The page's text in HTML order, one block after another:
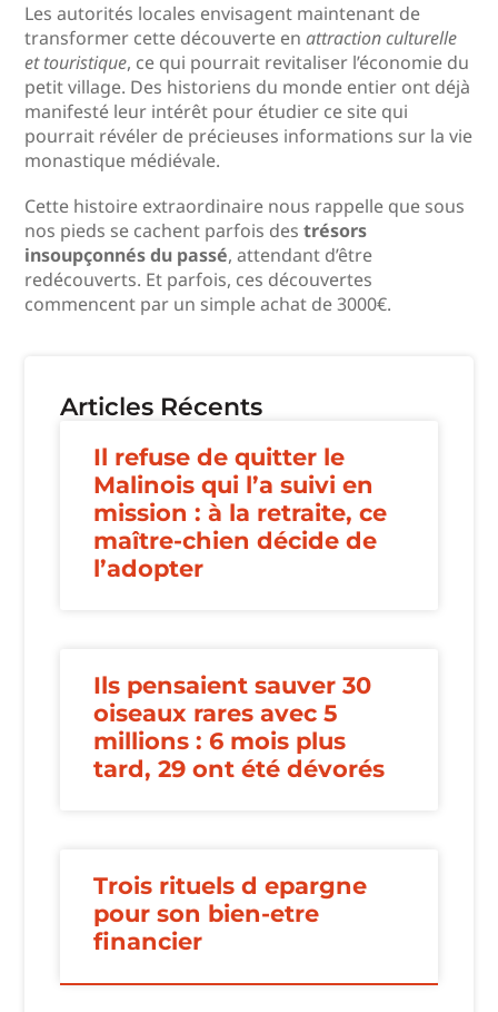
Les autorités locales envisagent maintenant de
transformer cette découverte enattraction culturelle
et touristique, ce qui pourrait revitaliser l’économie du
petit village. Des historiens du monde entier ont déjà
manifesté leur intérêt pour étudier ce site qui
pourrait révéler de précieuses informations sur la vie
monastique médiévale.
Cette histoire extraordinaire nous rappelle que sous
nos pieds se cachent parfois destrésors
insoupçonnés du passé, attendant d’être
redécouverts. Et parfois, ces découvertes
commencent par un simple achat de 3000€.
Articles Récents
Il refuse de quitter le
Malinois qui l’a suivi en
mission : à la retraite, ce
maître-chien décide de
l’adopter
Ils pensaient sauver 30
oiseaux rares avec 5
millions : 6 mois plus
tard, 29 ont été dévorés
Trois rituels d epargne
pour son bien-etre
financier